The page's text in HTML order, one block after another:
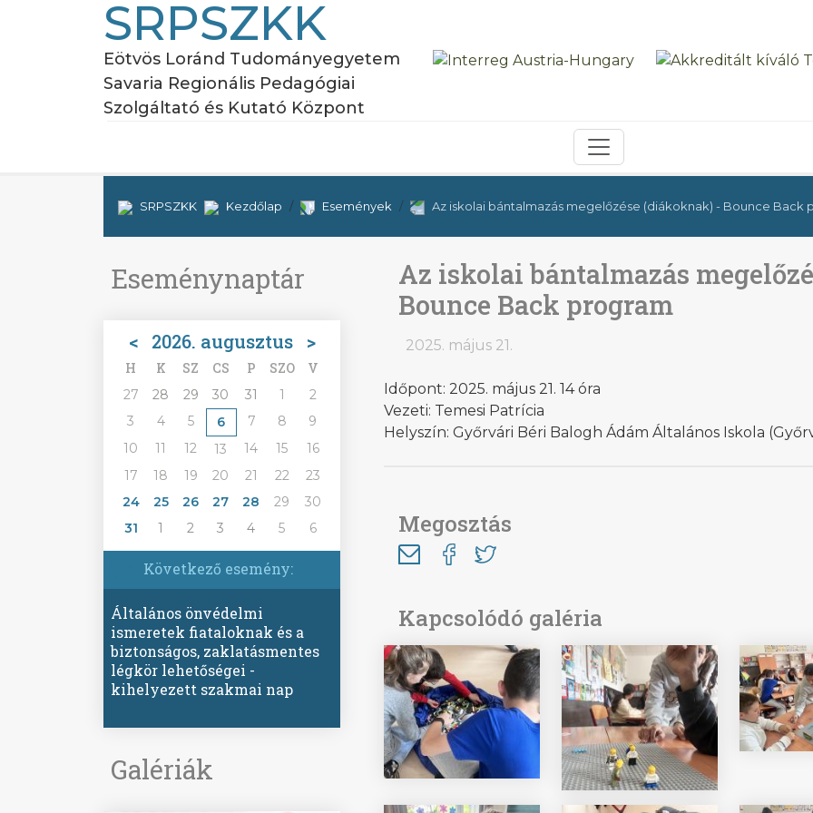
SRPSZKK
Eötvös Loránd Tudományegyetem
Savaria Regionális Pedagógiai
Szolgáltató és Kutató Központ
SRPSZKK Kezdőlap Események Az iskolai bántalmazás megelőzése (diákoknak) - Bounce Back
Eseménynaptár
< 2026. augusztus >
H K SZ CS P SZO V
27 28 29 30 31 1
2
3
4 5 6 7 8
9
10
11 12 13 14 15
16
17
18 19 20 21 22
23
24
25 26 27 28 29
30
31
1 2 3 4 5 6
Következő esemény:
Általános önvédelmi
ismeretek fiataloknak és a
biztonságos, zaklatásmentes
légkör lehetőségei -
kihelyezett szakmai nap
Galériák
Az iskolai bántalmazás
Bounce Back program
2025. május 21.
Időpont: 2025. május 21. 14 óra
Vezeti: Temesi Patrícia
Helyszín: Győrvári Béri Balogh Ádám Általános Iskola
Megosztás
Kapcsolódó galéria